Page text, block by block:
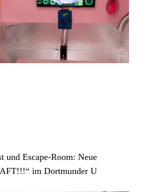
und Escape-Room: Neue
im Dortmunder U